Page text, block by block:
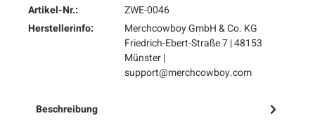
Artikel-Nr.:
ZWE-0046
Herstellerinfo:
Merchcowboy GmbH & Co. KG
Friedrich-Ebert-Straße 7 | 48153
Münster |
support@merchcowboy.com
Beschreibung